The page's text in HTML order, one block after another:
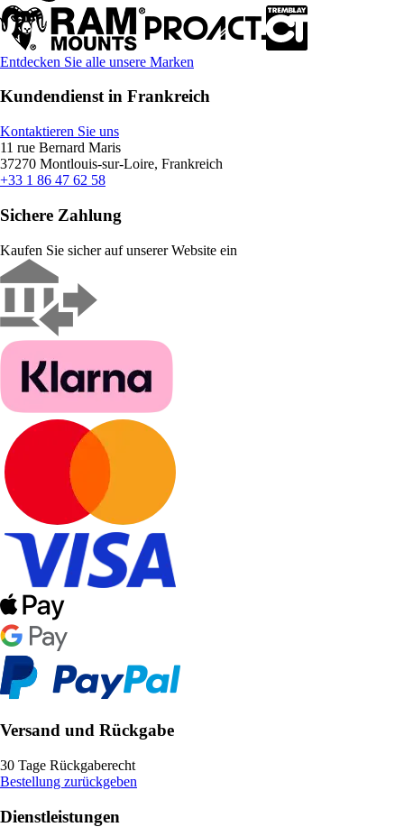
Entdecken Sie alle unsere Marken
Kundendienst in Frankreich
Kontaktieren Sie uns
11 rue Bernard Maris
37270 Montlouis-sur-Loire, Frankreich
+33 1 86 47 62 58
Sichere Zahlung
Kaufen Sie sicher auf unserer Website ein
Versand und Rückgabe
30 Tage Rückgaberecht
Bestellung zurückgeben
Dienstleistungen